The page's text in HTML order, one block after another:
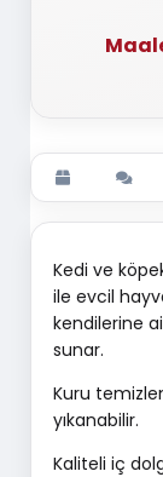
Kedi ve
ile evcil
kendilerine
sunar.
Kuru
yıkanabilir.
Kaliteli iç